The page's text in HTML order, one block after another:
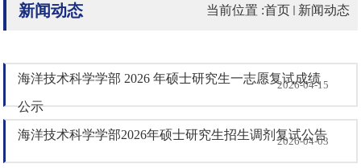
新闻动态 当前位置 :首页 新闻动态
海洋技术科学学部 2026 年硕士研究生一志愿复试成绩
公示
2026-04-15
海洋技术科学学部2026年硕士研究生招生调剂复试公告
2026-04-03